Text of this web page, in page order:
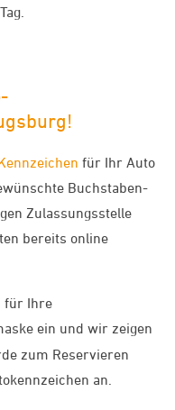
für Ihr Auto
Buchstaben-
Zulassungsstelle
bereits online
für Ihre
ein und wir zeigen
zum Reservieren
an.